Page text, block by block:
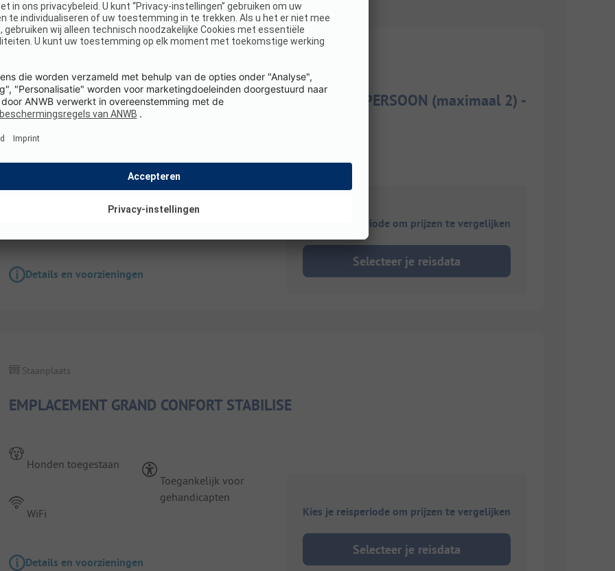
GEDEELDE KAMPEERPLAATS VOOR FIETSTOERISTEN 1 PERSOON (maximaal 2) -
1 KLEINE TENT (geen voertuig)
Toegankelijk voor
gehandicapten
Details en voorzieningen
Kies je reisperiode om prijzen te vergelijken
Selecteer je reisdata
EMPLACEMENT GRAND CONFORT STABILISE
Staanplaats
Honden toegestaan
WiFi
Toegankelijk voor
gehandicapten
Details en voorzieningen
Kies je reisperiode om prijzen te vergelijken
Selecteer je reisdata